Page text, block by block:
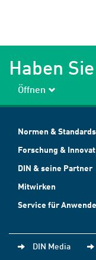
Haben
Öffnen
Normen & Standards
Forschung &
DIN & seine Partner
Mitwirken
Service für
DIN Media